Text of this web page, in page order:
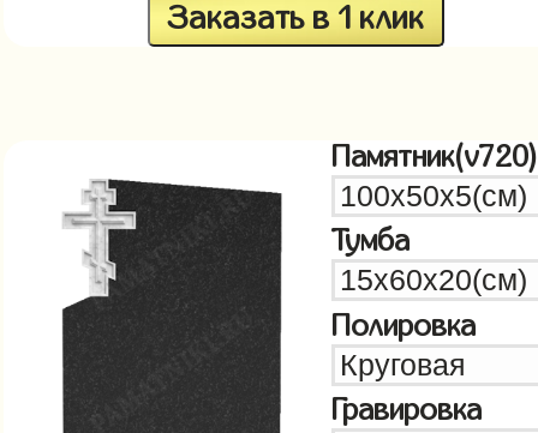
Заказать в 1 клик
Памятник(v720)
Тумба
Полировка
Гравировка